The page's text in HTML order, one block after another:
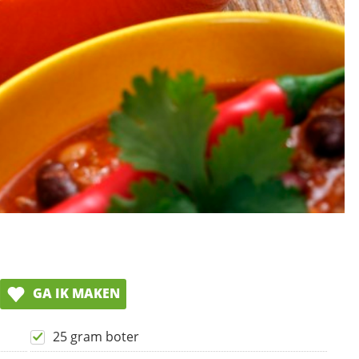
GA IK MAKEN
25 gram boter